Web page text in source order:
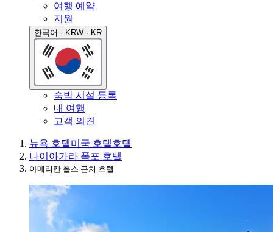
여행 예약
지원
한국어 · KRW · KR
숙박 시설 등록
내 여행
고객 의견
뉴욕 호텔미국 호텔호텔
나이아가라 폭포 호텔
아메리칸 폴스 근처 호텔